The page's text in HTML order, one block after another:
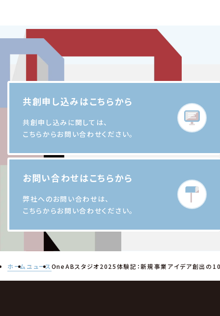
共創申し込みはこちらから
共創申し込みに関しては、
こちらからお問い合わせください。
お問い合わせはこちらから
弊社へのお問い合わせは、
こちらからお問い合わせください。
ホーム ニュース OneABスタジオ2025体験記：新規事業アイデア創出の10